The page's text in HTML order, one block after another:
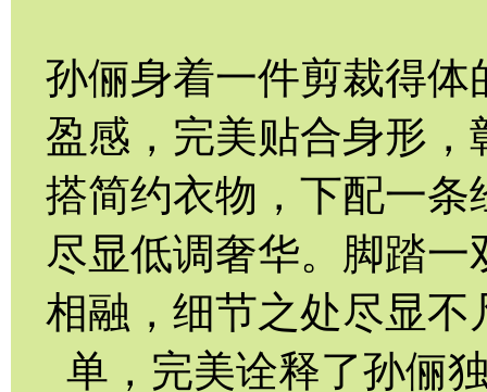
孙俪身着一件剪裁得
盈感，完美贴合身形
搭简约衣物，下配一
尽显低调奢华。脚踏
相融，细节之处尽显
单，完美诠释了孙俪